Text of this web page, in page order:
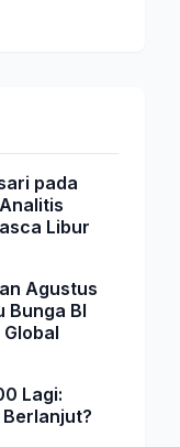
pada
Libur
Agustus
Bunga BI
Lagi: